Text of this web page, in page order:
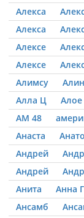
Алекса
Алекса
Алексе
Алексе
Алимсу
Алла Ц
Алое
АМ 48
Анаста
Андрей
Андрей
Анита
Анна Г
Ансамб